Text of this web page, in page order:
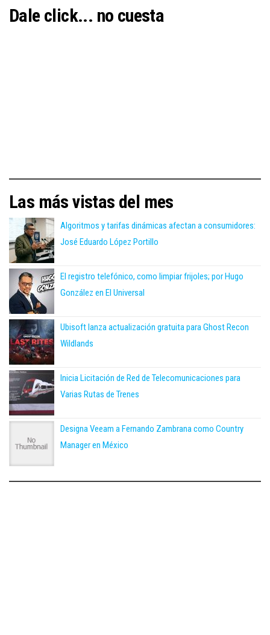
Dale click... no cuesta
Las más vistas del mes
Algoritmos y tarifas dinámicas afectan a consumidores:
José Eduardo López Portillo
El registro telefónico, como limpiar frijoles; por Hugo
González en El Universal
Ubisoft lanza actualización gratuita para Ghost Recon
Wildlands
Inicia Licitación de Red de Telecomunicaciones para
Varias Rutas de Trenes
Designa Veeam a Fernando Zambrana como Country
Manager en México